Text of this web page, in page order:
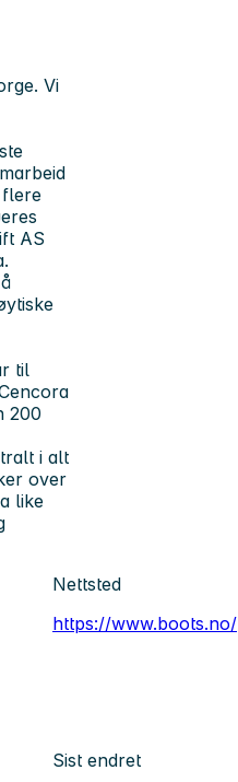
Vi
flere
AS
til
200
i alt
over
like
Nettsted
https://www.boots.no/
Sist endret